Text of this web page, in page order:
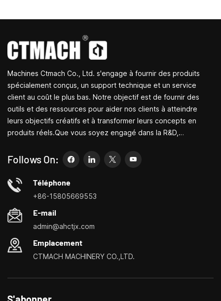
Machines Ctmach Co., Ltd. s'engage à fournir des produits
spécialement conçus, un support technique et un service
client au coût le plus bas. Notre objectif est de fournir des
outils et des ressources pour aider nos clients à atteindre
leurs objectifs créatifs et à transformer leurs concepts en
produits réels.Que vous soyez engagé dans la R&D,
entrepreneur créatif, les petites machines-outils de Bite
peuvent vous permettre de répondre à vos besoins plus
facilement, plus rapidement et de manière plus
économique.Spécialisé dans les centres de personnalisation
les perceuses et fraiseuses domestiques, les petits
tournages, perçages et fraisages multifonctionnels
Follows On:
Téléphone
+86-15805669553
E-mail
admin@ahctjx.com
Emplacement
CTMACH MACHINERY CO.,LTD.